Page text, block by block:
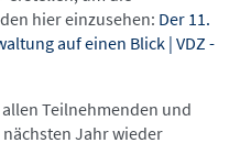
hier einzusehen: Der 11.
auf einen Blick | VDZ -
Teilnehmenden und
Jahr wieder